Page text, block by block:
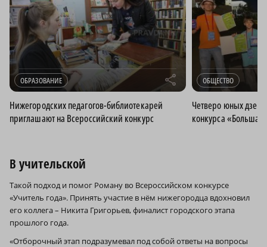
ОБРАЗОВАНИЕ r
Нижегородских педагогов-библиотекарей
приглашают на Всероссийский конкурс
ОБЩЕСТВО
Четверо юных
конкурса
В учительской
Такой подход и помог Роману во Всероссийском конкурсе
«Учитель года». Принять участие в нём нижегородца вдохновил
его коллега – Никита Григорьев, финалист городского этапа
прошлого года.
«Отборочный этап подразумевал под собой ответы на вопросы